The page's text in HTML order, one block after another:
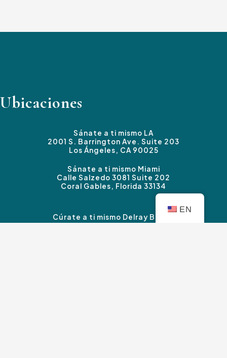
Ubicaciones
Sánate a ti mismo LA
2001 S. Barrington Ave. Suite 203
Los Ángeles, CA 90025
Sánate a ti mismo Miami
Calle Salzedo 3081 Suite 202
Coral Gables, Florida 33134
Cúrate a ti mismo Delray Beach
3339 Carretera Federal #B
EN